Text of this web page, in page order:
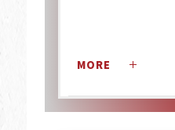
MORE